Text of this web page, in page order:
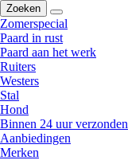
Zoeken
Zomerspecial
Paard in rust
Paard aan het werk
Ruiters
Westers
Stal
Hond
Binnen 24 uur verzonden
Aanbiedingen
Merken